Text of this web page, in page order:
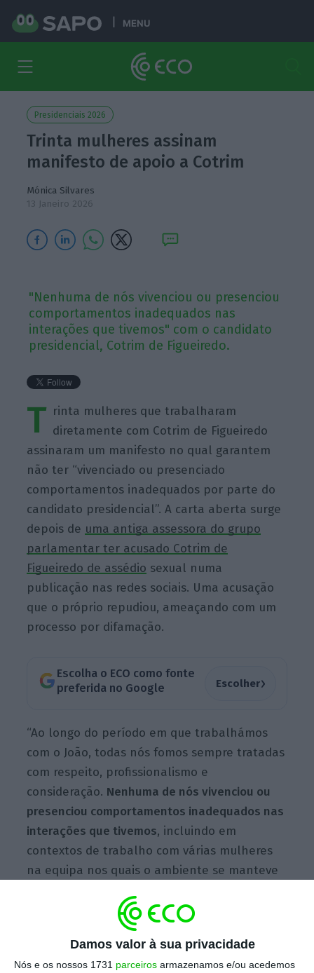
Damos valor à sua privacidade
Nós e os nossos 1731 parceiros armazenamos e/ou acedemos
MENU
Presidenciais 2026
Trinta mulheres assinam
manifesto de apoio a Cotrim
Mónica Silvares
13 Janeiro 2026
"Nenhuma de nós vivenciou ou presenciou
comportamentos inadequados nas
interações que tivemos" com o candidato
presidencial, Cotrim de Figueiredo.
T rinta mulheres que trabalharam
diretamente com Cotrim de Figueiredo
assinaram um manifesto no qual garantem
não ter “vivenciado ou presenciado
comportamentos inadequados por parte do
candidato presidencial”. A carta aberta surge
depois de uma antiga assessora do grupo
parlamentar ter acusado Cotrim de
Figueiredo de assédio sexual numa
publicação nas redes sociais. Uma acusação
que o próprio repudiou, ameaçando com um
processo por difamação.
Escolha o ECO como fonte
preferida no Google
Escolher›
“Ao longo do período em que trabalhámos
com o João, todas nós fomos sempre tratadas
com respeito, profissionalismo e
consideração. Nenhuma de nós vivenciou ou
presenciou comportamentos inadequados nas
interações que tivemos, incluindo em
contextos de trabalho com várias mulheres
na equipa nos quais o ambiente se manteve
documento assinado por 30 mulheres
enviado às redações.